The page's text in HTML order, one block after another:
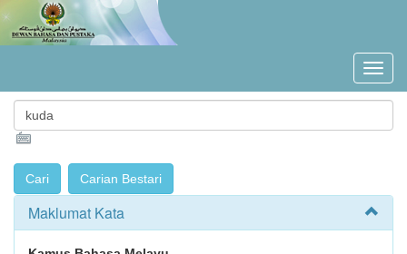
Maklumat Kata